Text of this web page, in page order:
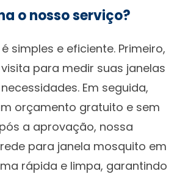
o nosso serviço?
simples e eficiente. Primeiro,
para medir suas janelas
Em seguida,
orçamento gratuito e sem
a aprovação, nossa
para janela mosquito em
rápida e limpa, garantindo